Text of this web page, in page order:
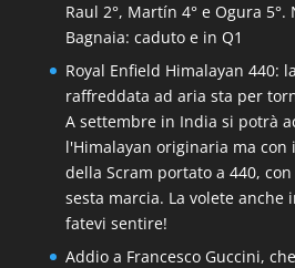
Raul 2°, Martín 4° e Ogura
Bagnaia: caduto e in Q1
Royal Enfield Himalayan 440:
raffreddata ad aria sta per
A settembre in India si potrà
l'Himalayan originaria ma con
della Scram portato a 440,
sesta marcia. La volete anche
fatevi sentire!
Addio a Francesco Guccini,